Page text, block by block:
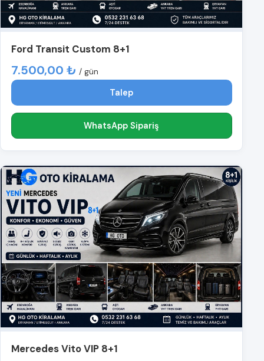
Ford Transit Custom 8+1
7.500,00 ₺ / gün
Talep
WhatsApp Sipariş
Mercedes Vito VIP 8+1